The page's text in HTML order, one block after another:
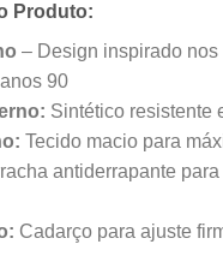
Produto:
– Design inspirado nos
90
Sintético resistente
Tecido macio para
antiderrapante
Cadarço para ajuste